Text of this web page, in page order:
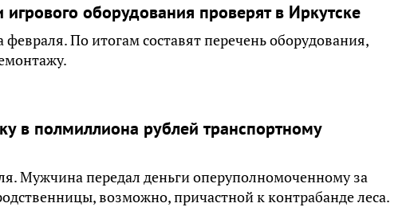
оборудования проверят в Иркутске
По итогам составят перечень оборудования,
в полмиллиона рублей транспортному
Мужчина передал деньги оперуполномоченному за
возможно, причастной к контрабанде леса.